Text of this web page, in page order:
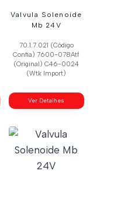
Valvula Solenoide
Mb 24V
70.1.7.021 (Código
Confia) 7600-078Atf
(Original) C46-0024
(Wtk Import)
Ver Detalhes